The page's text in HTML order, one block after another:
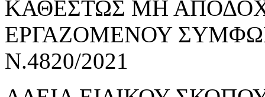
ΚΑΘΕΣΤΩΣ ΜΗ
ΕΡΓΑΖΟΜΕΝΟΥ
Ν.4820/2021